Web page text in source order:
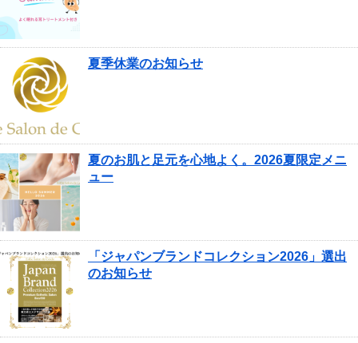
夏季休業のお知らせ
夏のお肌と足元を心地よく。2026夏限定メニ
ュー
「ジャパンブランドコレクション2026」選出
のお知らせ